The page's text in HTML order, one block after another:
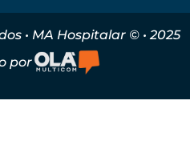
• MA Hospitalar © • 2025
por